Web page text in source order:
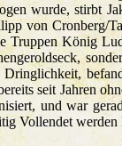
wurde, stirbt
von Cronberg/
Truppen König
Dringlichkeit,
seit Jahren
und war
Vollendet